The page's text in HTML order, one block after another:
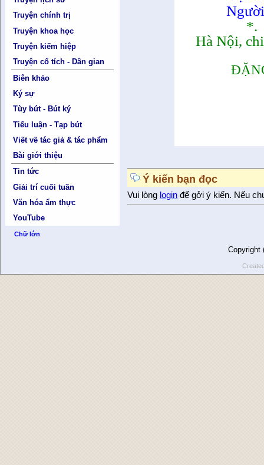
Truyện chính trị
Truyện khoa học
Truyện kiếm hiệp
Truyện cổ tích - Dân gian
Biên khảo
Ký sự
Tùy bút - Bút ký
Tiểu luận - Tạp bút
Viết về tác giả & tác phẩm
Bài giới thiệu
Tin tức
Giải trí cuối tuần
Văn hóa ẩm thực
YouTube
Chữ lớn
*.
Hà Nội,
ĐẶNG
Ý kiến bạn đọc
Vui lòng login để gởi ý kiến. Nếu
Copyright